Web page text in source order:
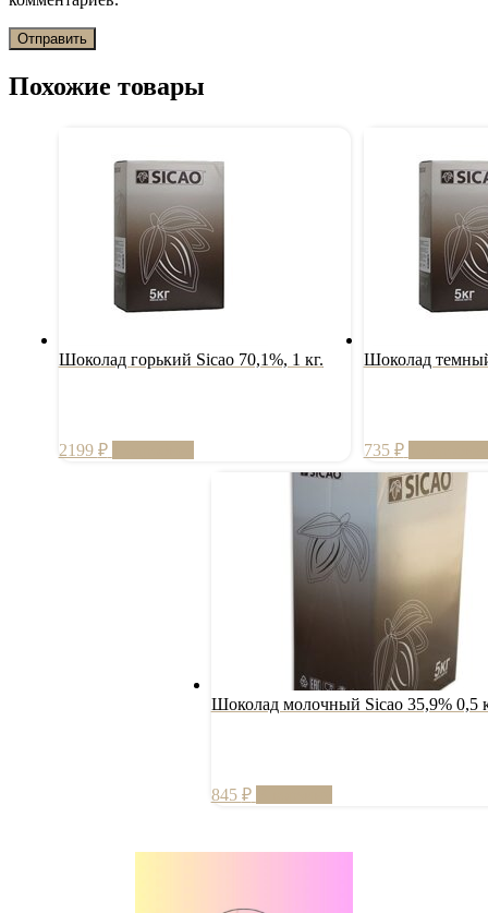
Похожие товары
Шоколад горький Sicao 70,1%, 1 кг.
2199 ₽
Шоколад
735 ₽
Шоколад молочный Sicao 35,9% 0,5
845 ₽